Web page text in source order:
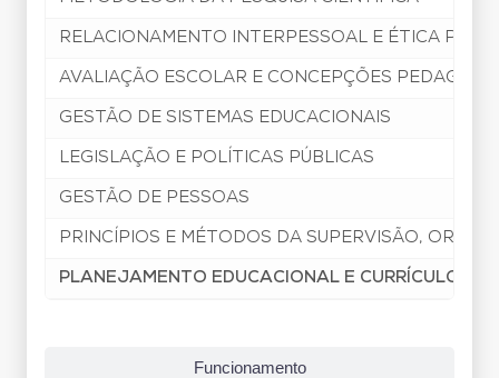
Funcionamento
RELACIONAMENTO INTERPESSOAL E ÉTICA
AVALIAÇÃO ESCOLAR E CONCEPÇÕES
GESTÃO DE SISTEMAS EDUCACIONAIS
LEGISLAÇÃO E POLÍTICAS PÚBLICAS
GESTÃO DE PESSOAS
PRINCÍPIOS E MÉTODOS DA SUPERVISÃO,
PLANEJAMENTO EDUCACIONAL E CURRÍCULO